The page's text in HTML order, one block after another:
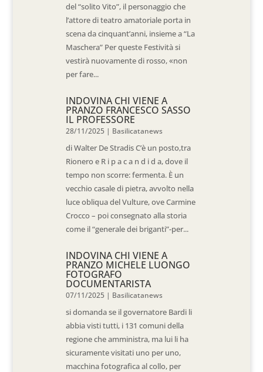
del “solito Vito”, il personaggio che
l’attore di teatro amatoriale porta in
scena da cinquant’anni, insieme a “La
Maschera” Per queste Festività si
vestirà nuovamente di rosso, «non
per fare...
INDOVINA CHI VIENE A
PRANZO FRANCESCO SASSO
IL PROFESSORE
28/11/2025 | Basilicatanews
di Walter De Stradis C’è un posto,tra
Rionero e R i p a c a n d i d a, dove il
tempo non scorre: fermenta. È un
vecchio casale di pietra, avvolto nella
luce obliqua del Vulture, ove Carmine
Crocco – poi consegnato alla storia
come il “generale dei briganti”-per...
INDOVINA CHI VIENE A
PRANZO MICHELE LUONGO
FOTOGRAFO
DOCUMENTARISTA
07/11/2025 | Basilicatanews
si domanda se il governatore Bardi li
abbia visti tutti, i 131 comuni della
regione che amministra, ma lui li ha
sicuramente visitati uno per uno,
macchina fotografica al collo, per